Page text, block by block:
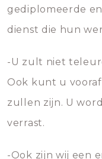
gediplomeerde
dienst die hun
-U zult niet
Ook kunt u
zullen zijn. U
verrast.
-Ook zijn wij een